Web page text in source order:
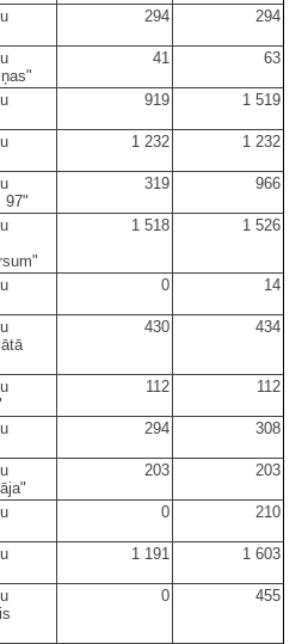
294 294
41 63
919 1 519
1 232 1 232
97"
319 966
1 518 1 526
0 14
430 434
112 112
294 308
203 203
0 210
1 191 1 603
0 455